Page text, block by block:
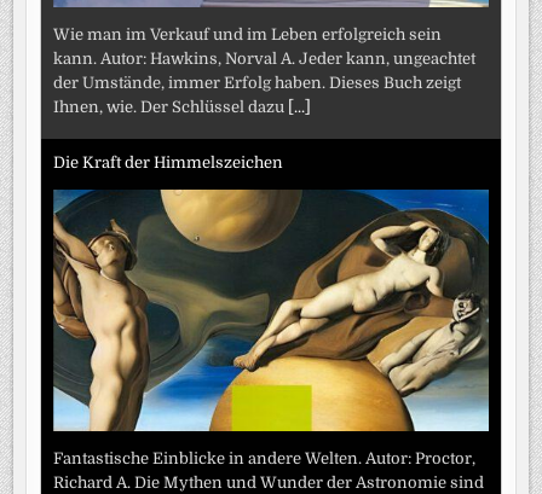
Wie man im Verkauf und im Leben erfolgreich sein
kann. Autor: Hawkins, Norval A. Jeder kann, ungeachtet
der Umstände, immer Erfolg haben. Dieses Buch zeigt
Ihnen, wie. Der Schlüssel dazu [...]
Die Kraft der Himmelszeichen
Fantastische Einblicke in andere Welten. Autor: Proctor,
Richard A. Die Mythen und Wunder der Astronomie sind